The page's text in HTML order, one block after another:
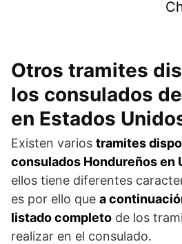
Otros tramites
los consulados
en Estados
Existen varios tramites
consulados Hondureños en
ellos tiene diferentes
es por ello que a
listado completo de los
realizar en el consulado.